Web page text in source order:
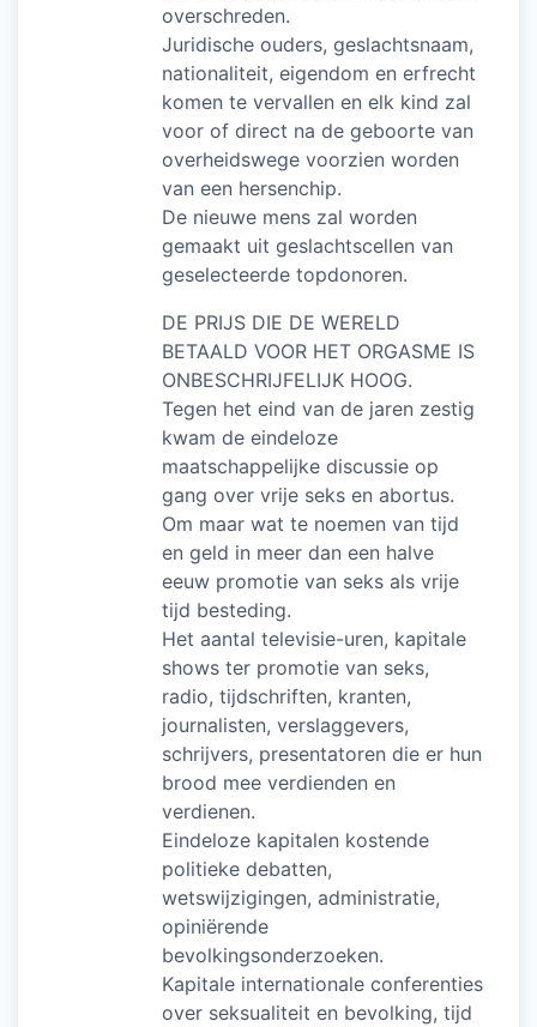
overschreden.
Juridische ouders, geslachtsnaam,
nationaliteit, eigendom en erfrecht
komen te vervallen en elk kind zal
voor of direct na de geboorte van
overheidswege voorzien worden
van een hersenchip.
De nieuwe mens zal worden
gemaakt uit geslachtscellen van
geselecteerde topdonoren.
DE PRIJS DIE DE WERELD
BETAALD VOOR HET ORGASME IS
ONBESCHRIJFELIJK HOOG.
Tegen het eind van de jaren zestig
kwam de eindeloze
maatschappelijke discussie op
gang over vrije seks en abortus.
Om maar wat te noemen van tijd
en geld in meer dan een halve
eeuw promotie van seks als vrije
tijd besteding.
Het aantal televisie-uren, kapitale
shows ter promotie van seks,
radio, tijdschriften, kranten,
journalisten, verslaggevers,
schrijvers, presentatoren die er hun
brood mee verdienden en
verdienen.
Eindeloze kapitalen kostende
politieke debatten,
wetswijzigingen, administratie,
opiniërende
bevolkingsonderzoeken.
Kapitale internationale conferenties
over seksualiteit en bevolking, tijd